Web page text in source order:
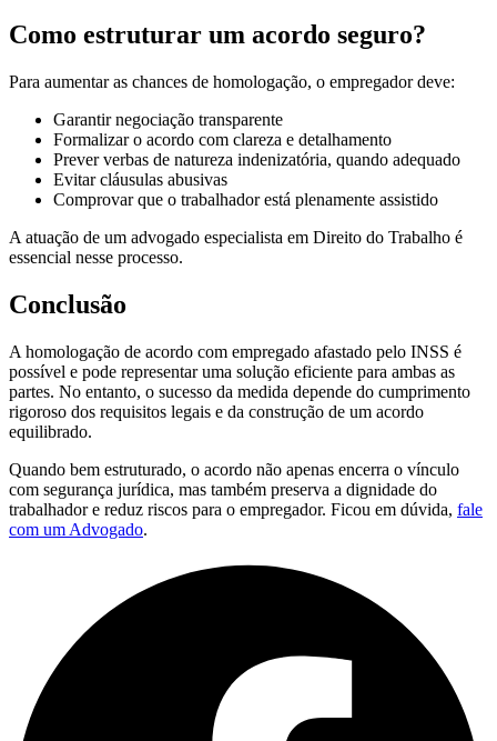
Como estruturar um acordo seguro?
Para aumentar as chances de homologação, o empregador deve:
Garantir negociação transparente
Formalizar o acordo com clareza e detalhamento
Prever verbas de natureza indenizatória, quando adequado
Evitar cláusulas abusivas
Comprovar que o trabalhador está plenamente assistido
A atuação de um advogado especialista em Direito do Trabalho é
essencial nesse processo.
Conclusão
A homologação de acordo com empregado afastado pelo INSS é
possível e pode representar uma solução eficiente para ambas as
partes. No entanto, o sucesso da medida depende do cumprimento
rigoroso dos requisitos legais e da construção de um acordo
equilibrado.
Quando bem estruturado, o acordo não apenas encerra o vínculo
com segurança jurídica, mas também preserva a dignidade do
trabalhador e reduz riscos para o empregador. Ficou em dúvida, fale
com um Advogado.